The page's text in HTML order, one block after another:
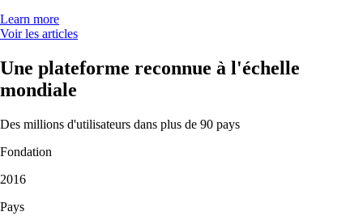
Learn more
Voir les articles
Une plateforme reconnue à l'échelle
mondiale
Des millions d'utilisateurs dans plus de 90 pays
Fondation
2016
Pays